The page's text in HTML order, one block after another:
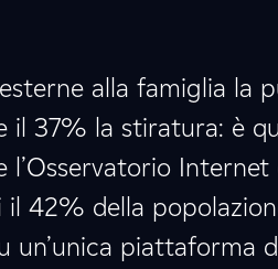
alla famiglia la
il 37% la stiratura: è
l’Osservatorio
42% della
un’unica piattaforma